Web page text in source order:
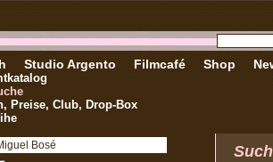
Preise, Club, Drop-Box
Studio Argento Filmcafé Shop